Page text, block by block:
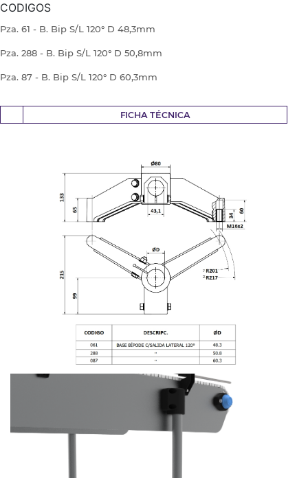
CODIGOS
Pza. 61 - B. Bip S/L 120° D 48,3mm
Pza. 288 - B. Bip S/L 120° D 50,8mm
Pza. 87 - B. Bip S/L 120° D 60,3mm
FICHA TÉCNICA